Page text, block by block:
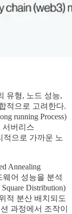
유형, 노드 성능,
적으로 고려한다.
running Process)
서버리스
적으로 가까운 노
Annealing
웨어 성능을 분석
Distribution)
적 분산 배치되도
과정에서 조작이